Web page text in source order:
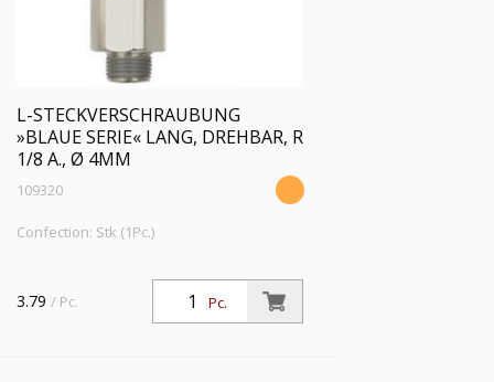
L-STECKVERSCHRAUBUNG
»BLAUE SERIE« LANG, DREHBAR, R
1/8 A., Ø 4MM
109320
Confection: Stk (1Pc.)
Pc.
3.79 / Pc.